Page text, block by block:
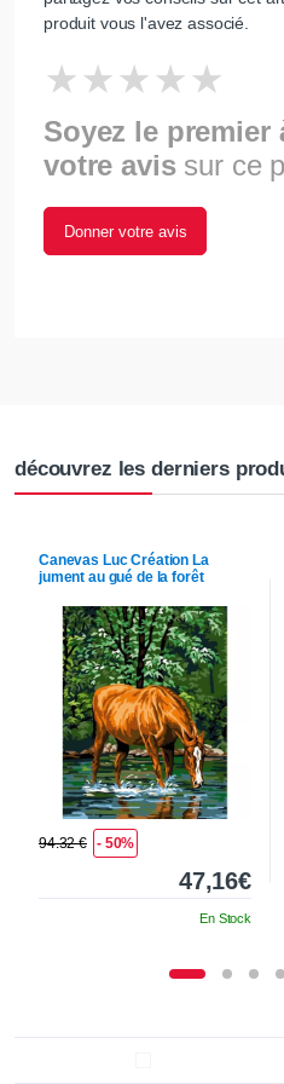
produit vous l'avez associé.
Soyez le premier
votre avis sur ce
Donner votre avis
découvrez les derniers
Canevas Luc Création La
jument au gué de la forêt
94.32 € - 50%
47,16€
En Stock